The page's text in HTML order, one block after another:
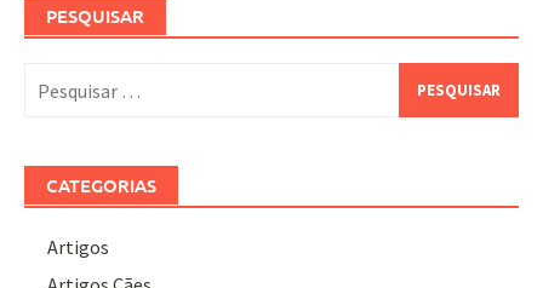
PESQUISAR
por:
CATEGORIAS
Artigos